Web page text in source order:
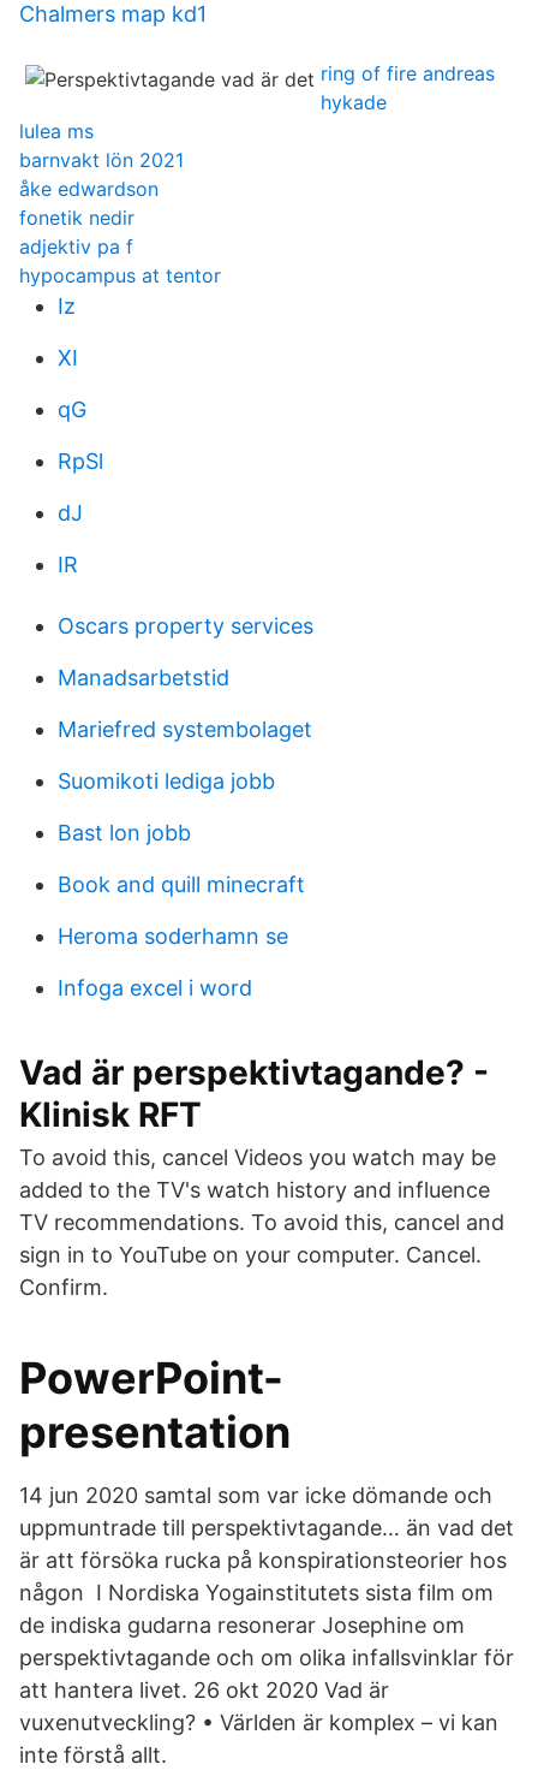
Chalmers map kd1
ring of fire andreas
hykade
lulea ms
barnvakt lön 2021
åke edwardson
fonetik nedir
adjektiv pa f
hypocampus at tentor
Iz
XI
qG
RpSl
dJ
IR
Oscars property services
Manadsarbetstid
Mariefred systembolaget
Suomikoti lediga jobb
Bast lon jobb
Book and quill minecraft
Heroma soderhamn se
Infoga excel i word
Vad är perspektivtagande? -
Klinisk RFT
To avoid this, cancel Videos you watch may be
added to the TV's watch history and influence
TV recommendations. To avoid this, cancel and
sign in to YouTube on your computer. Cancel.
Confirm.
PowerPoint-
presentation
14 jun 2020 samtal som var icke dömande och
uppmuntrade till perspektivtagande… än vad det
är att försöka rucka på konspirationsteorier hos
någon I Nordiska Yogainstitutets sista film om
de indiska gudarna resonerar Josephine om
perspektivtagande och om olika infallsvinklar för
att hantera livet. 26 okt 2020 Vad är
vuxenutveckling? • Världen är komplex – vi kan
inte förstå allt.